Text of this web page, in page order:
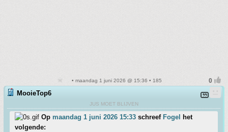
• maandag 1 juni 2026 @ 15:36 • 185
MooieTop6
JUS MOET BLIJVEN
Op maandag 1 juni 2026 15:33 schreef Fogel
het
volgende: